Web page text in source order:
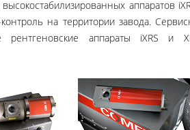
аппаратов
контроль на территории завода.
рентгеновские аппараты iXRS и